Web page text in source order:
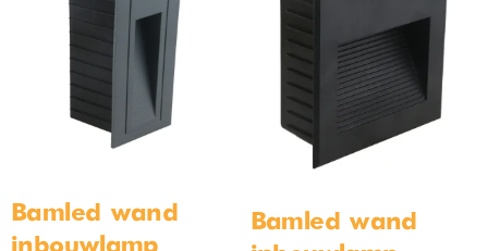
Bamled – Bela GU10
Inbouwspot armaturen IP20
Kantelbaar zwart
€4,99
Industriële Hanglamp moos
Op voorraad